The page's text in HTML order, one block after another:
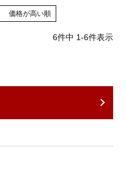
価格が高い順
6件中 1-6件表示